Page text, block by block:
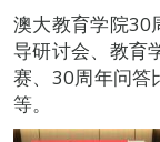
澳大教育学院30
导研讨会、教育
赛、30周年问答
等。